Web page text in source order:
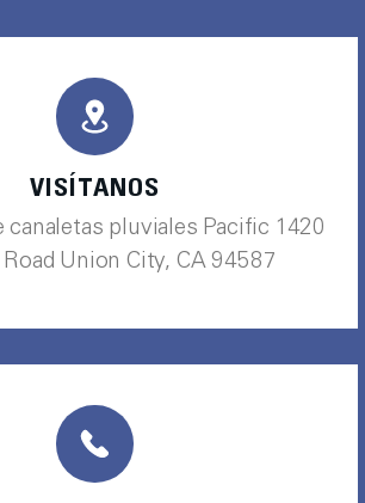
VISÍTANOS
canaletas pluviales Pacific 1420
Union City, CA 94587